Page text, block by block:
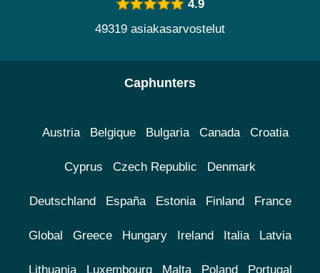
4.9
49319 asiakasarvostelut
Caphunters
Austria Belgique Bulgaria Canada Croatia
Cyprus Czech Republic Denmark
Deutschland España Estonia Finland France
Global Greece Hungary Ireland Italia Latvia
Lithuania Luxembourg Malta Poland Portugal